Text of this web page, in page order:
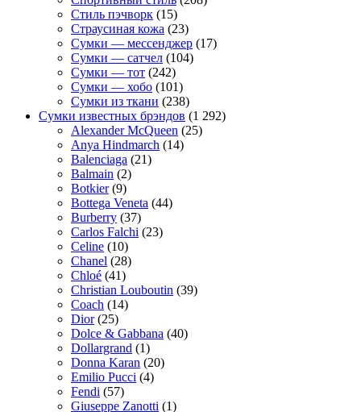
Стиль пэчворк (15)
Страусиная кожа (23)
Сумки — мессенджер (17)
Сумки — сатчел (104)
Сумки — тот (242)
Сумки — хобо (101)
Сумки из ткани (238)
Сумки известных брэндов (1 292)
Alexander McQueen (25)
Anya Hindmarch (14)
Balenciaga (21)
Balmain (2)
Botkier(9)
Bottega Veneta (44)
Burberry (37)
Carlos Falchi (23)
Celine (10)
Chanel (28)
Chloé (41)
Christian Louboutin (39)
Coach (14)
Dior(25)
Dolce & Gabbana (40)
Dollargrand (1)
Donna Karan (20)
Emilio Pucci (4)
Fendi (57)
Giuseppe Zanotti (1)